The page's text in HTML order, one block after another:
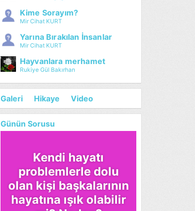
Kime Sorayım?
Mir Cihat KURT
Yarına Bırakılan İnsanlar
Mir Cihat KURT
Hayvanlara merhamet
Rukiye Gül Bakırhan
Galeri Hikaye Video
Günün Sorusu
Kendi hayatı
problemlerle dolu
olan kişi başkalarının
hayatına ışık olabilir